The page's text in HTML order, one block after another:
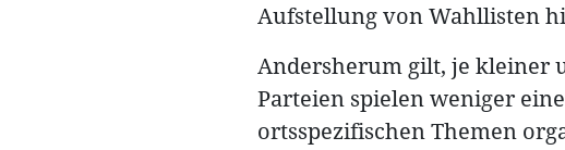
Aufstellung von Wahllisten
Andersherum gilt, je kleiner
Parteien spielen weniger
ortsspezifischen Themen